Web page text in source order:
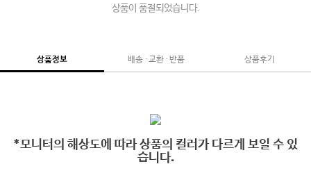
상품이 품절되었습니다.
상품정보 배송 · 교환 · 반품 상품후기
*모니터의 해상도에 따라 상품의 컬러가 다르게 보일 수 있
습니다.